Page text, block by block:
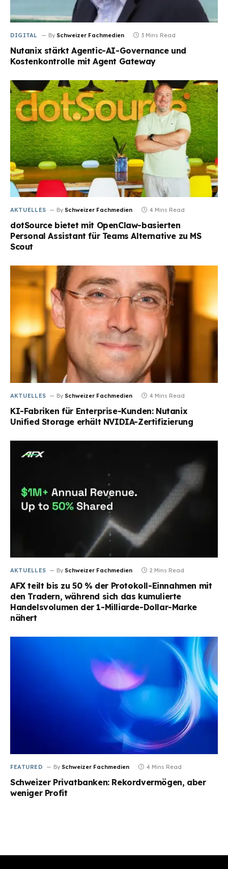
DIGITAL By Schweizer Fachmedien 3 Mins Read
Nutanix stärkt Agentic-AI-Governance und
Kostenkontrolle mit Agent Gateway
AKTUELLES By Schweizer Fachmedien 4 Mins Read
dotSource bietet mit OpenClaw-basierten
Personal Assistant für Teams Alternative zu MS
Scout
AKTUELLES By Schweizer Fachmedien 4 Mins Read
KI-Fabriken für Enterprise-Kunden: Nutanix
Unified Storage erhält NVIDIA-Zertifizierung
AKTUELLES By Schweizer Fachmedien 2 Mins Read
AFX teilt bis zu 50 % der Protokoll-Einnahmen mit
den Tradern, während sich das kumulierte
Handelsvolumen der 1-Milliarde-Dollar-Marke
nähert
FEATURED By Schweizer Fachmedien 4 Mins Read
Schweizer Privatbanken: Rekordvermögen, aber
weniger Profit